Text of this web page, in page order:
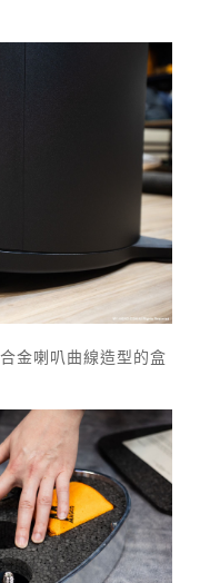
金喇叭曲線造型的盒